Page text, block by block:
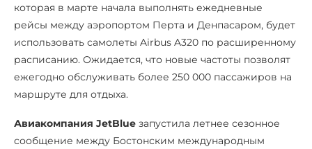
которая в марте начала выполнять ежедневные
рейсы между аэропортом Перта и Денпасаром, будет
использовать самолеты Airbus A320 по расширенному
расписанию. Ожидается, что новые частоты позволят
ежегодно обслуживать более 250 000 пассажиров на
маршруте для отдыха.
Авиакомпания JetBlue запустила летнее сезонное
сообщение между Бостонским международным